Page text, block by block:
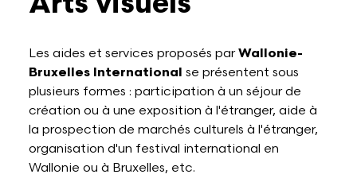
Les aides et services proposés parWallonie-
Bruxelles International se présentent sous
plusieurs formes : participation à un séjour de
création ou à une exposition à l'étranger, aide à
la prospection de marchés culturels à l'étranger,
organisation d'un festival international en
Wallonie ou à Bruxelles, etc.
Jeunesse
Francophonie
Audiovisuel
Danse
Formation
Stage
Partenaires à l'étranger
Programme lié à la recherche
Pouvoirs de tutelle
Offres d'emploi
Logo WBI